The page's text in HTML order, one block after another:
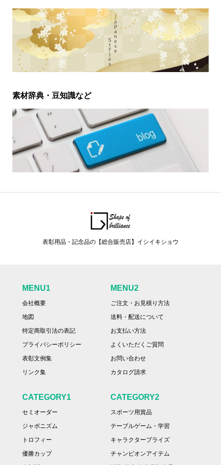
素材辞典・豆知識など
表彰用品・記念品の【総合販売店】イシイキショウ
MENU1
会社概要
地図
特定商取引法の表記
プライバシーポリシー
表彰文例集
リンク集
MENU2
ご注文・お見積り方法
送料・配送について
お支払い方法
よくいただくご質問
お問い合わせ
カタログ請求
CATEGORY1
セミオーダー
ジャポニズム
トロフィー
優勝カップ
CATEGORY2
スポーツ用賞品
テーブルゲーム・学習
キャラクタープライズ
チャンピオンアイテム